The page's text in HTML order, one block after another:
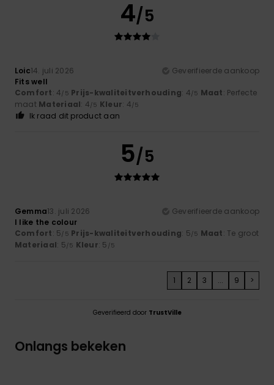
4/5
Loic14. juli 2026
Geverifieerde aankoop
Fits well
Comfort: 4/5 Prijs-kwaliteitverhouding: 4/5 Maat: Perfecte
maat Materiaal: 4/5 Kleur: 4/5
Ik raad dit product aan
5/5
Gemma13. juli 2026
Geverifieerde aankoop
I like the colour
Comfort: 5/5 Prijs-kwaliteitverhouding: 5/5 Maat: Te groot
Materiaal: 5/5 Kleur: 5 /5
1 2 3 ... 9 >
Geverifieerd door TrustVille
Onlangs bekeken